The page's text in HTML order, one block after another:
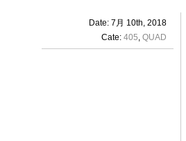
Date: 7月 10th, 2018
Cate: 405, QUAD